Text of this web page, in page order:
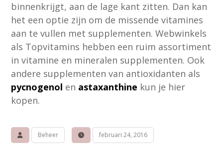
binnenkrijgt, aan de lage kant zitten. Dan kan
het een optie zijn om de missende vitamines
aan te vullen met supplementen. Webwinkels
als Topvitamins hebben een ruim assortiment
in vitamine en mineralen supplementen. Ook
andere supplementen van antioxidanten als
pycnogenol en astaxanthine kun je hier
kopen.
Beheer februari 24, 2016